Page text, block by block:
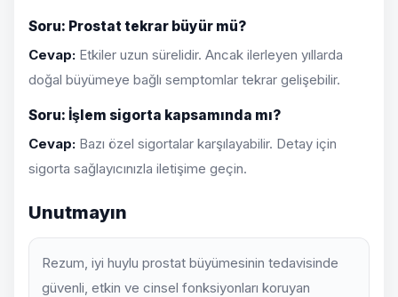
Soru: Prostat tekrar büyür mü?
Cevap: Etkiler uzun sürelidir. Ancak ilerleyen yıllarda
doğal büyümeye bağlı semptomlar tekrar gelişebilir.
Soru: İşlem sigorta kapsamında mı?
Cevap: Bazı özel sigortalar karşılayabilir. Detay için
sigorta sağlayıcınızla iletişime geçin.
Unutmayın
Rezum, iyi huylu prostat büyümesinin tedavisinde
güvenli, etkin ve cinsel fonksiyonları koruyan